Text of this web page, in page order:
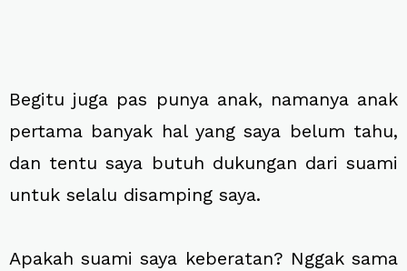
Begitu juga pas punya anak, namanya anak
pertama banyak hal yang saya belum tahu,
dan tentu saya butuh dukungan dari suami
untuk selalu disamping saya.
Apakah suami saya keberatan? Nggak sama